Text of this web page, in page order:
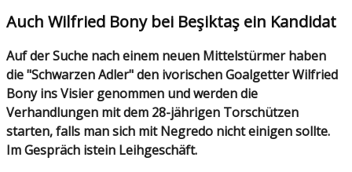
Auch Wilfried Bony bei Beşiktaş ein Kandidat
Auf der Suche nach einem neuen Mittelstürmer haben
die "Schwarzen Adler" den ivorischen Goalgetter Wilfried
Bony ins Visier genommen und werden die
Verhandlungen mit dem 28-jährigen Torschützen
starten, falls man sich mit Negredo nicht einigen sollte.
Im Gespräch istein Leihgeschäft.